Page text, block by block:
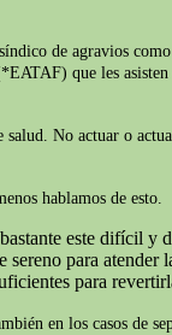
de agravios
que les
No actuar o
hablamos de esto.
este difícil y
para atender
para
en los casos de